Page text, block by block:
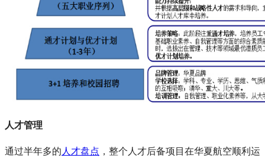
人才管理
通过半年多的 人才盘点 ，整个人才后备项目在华夏航空顺利运